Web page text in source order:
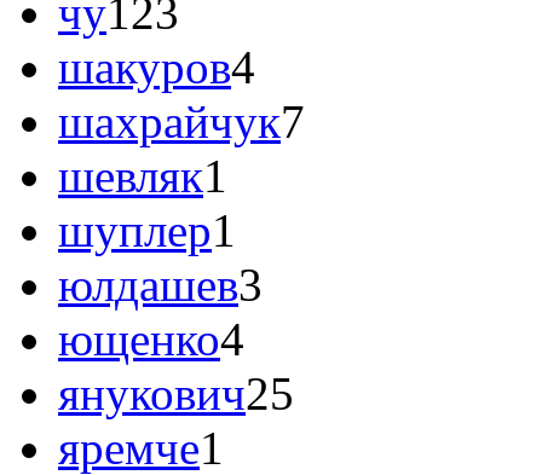
чу123
шакуров4
шахрайчук7
шевляк1
шуплер1
юлдашев3
ющенко4
янукович25
яремче1